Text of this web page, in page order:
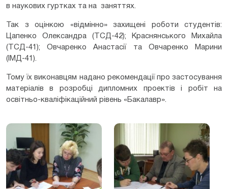
в наукових гуртках та на заняттях.
Так з оцінкою «відмінно» захищені роботи студентів:
Цапенко Олександра (ТСД-42); Краснянського Михайла
(ТСД-41); Овчаренко Анастасії та Овчаренко Марини
(ІМД-41).
Тому їх виконавцям надано рекомендації про застосування
матеріалів в розробці дипломних проектів і робіт на
освітньо-кваліфікаційний рівень «Бакалавр».